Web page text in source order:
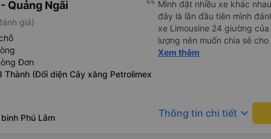
Quảng Ngãi
giá)
Đơn
Thành (Đối diện Cây xăng Petrolimex
Phú Lâm
Mình đặt nhiều xe khác
đây là lần đầu tiên mình
xe Limousine 24 giường
lượng nên muốn chia sẻ
nên đi hay không. - Giá vé: 600k/giường/1người. - Giờ giấc:
lớn, chỗ này là xe đúng
bắt grab ra chỗ xe lớn (hình
trung chuyển chở mình tới
Xem thêm
Thông tin chi tiết keyboard_arrow_down